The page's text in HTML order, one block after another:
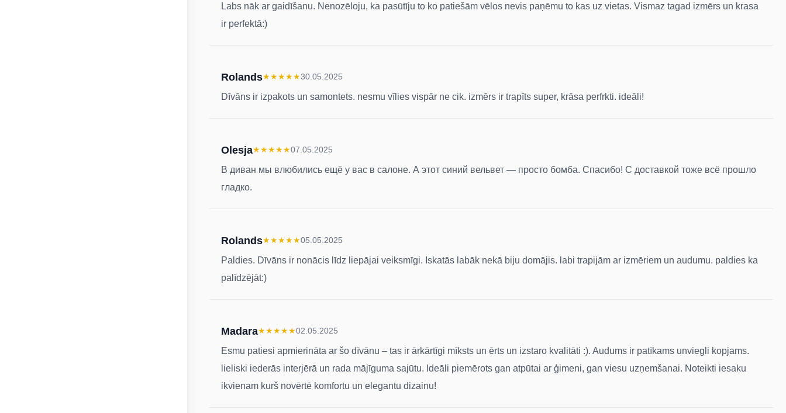
Labs nāk ar gaidīšanu. Nenozēloju, ka pasūtīju to ko patiešām vēlos nevis paņēmu to kas uz vietas. Vismaz tagad izmērs un krasa
ir perfektā:)
Rolands★★★★★30.05.2025
Dīvāns ir izpakots un samontets. nesmu vīlies vispār ne cik. izmērs ir trapīts super, krāsa perfrkti. ideāli!
Olesja★★★★★07.05.2025
В диван мы влюбились ещё у вас в салоне. А этот синий вельвет — просто бомба. Спасибо! С доставкой тоже всё прошло
гладко.
Rolands★★★★★05.05.2025
Paldies. Dīvāns ir nonācis līdz liepājai veiksmīgi. Iskatās labāk nekā biju domājis. labi trapijām ar izmēriem un audumu. paldies ka
palīdzējāt:)
Madara★★★★★02.05.2025
Esmu patiesi apmierināta ar šo dīvānu – tas ir ārkārtīgi mīksts un ērts un izstaro kvalitāti :). Audums ir patīkams unviegli kopjams.
lieliski iederās interjērā un rada mājīguma sajūtu. Ideāli piemērots gan atpūtai ar ģimeni, gan viesu uzņemšanai. Noteikti iesaku
ikvienam kurš novērtē komfortu un elegantu dizainu!